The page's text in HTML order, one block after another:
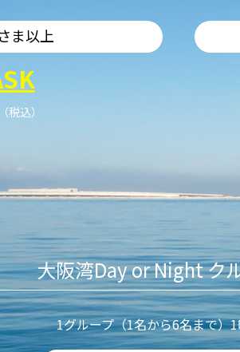
ま以上
税込）
大阪湾Day or Night ク
1グループ（1名から6名まで）